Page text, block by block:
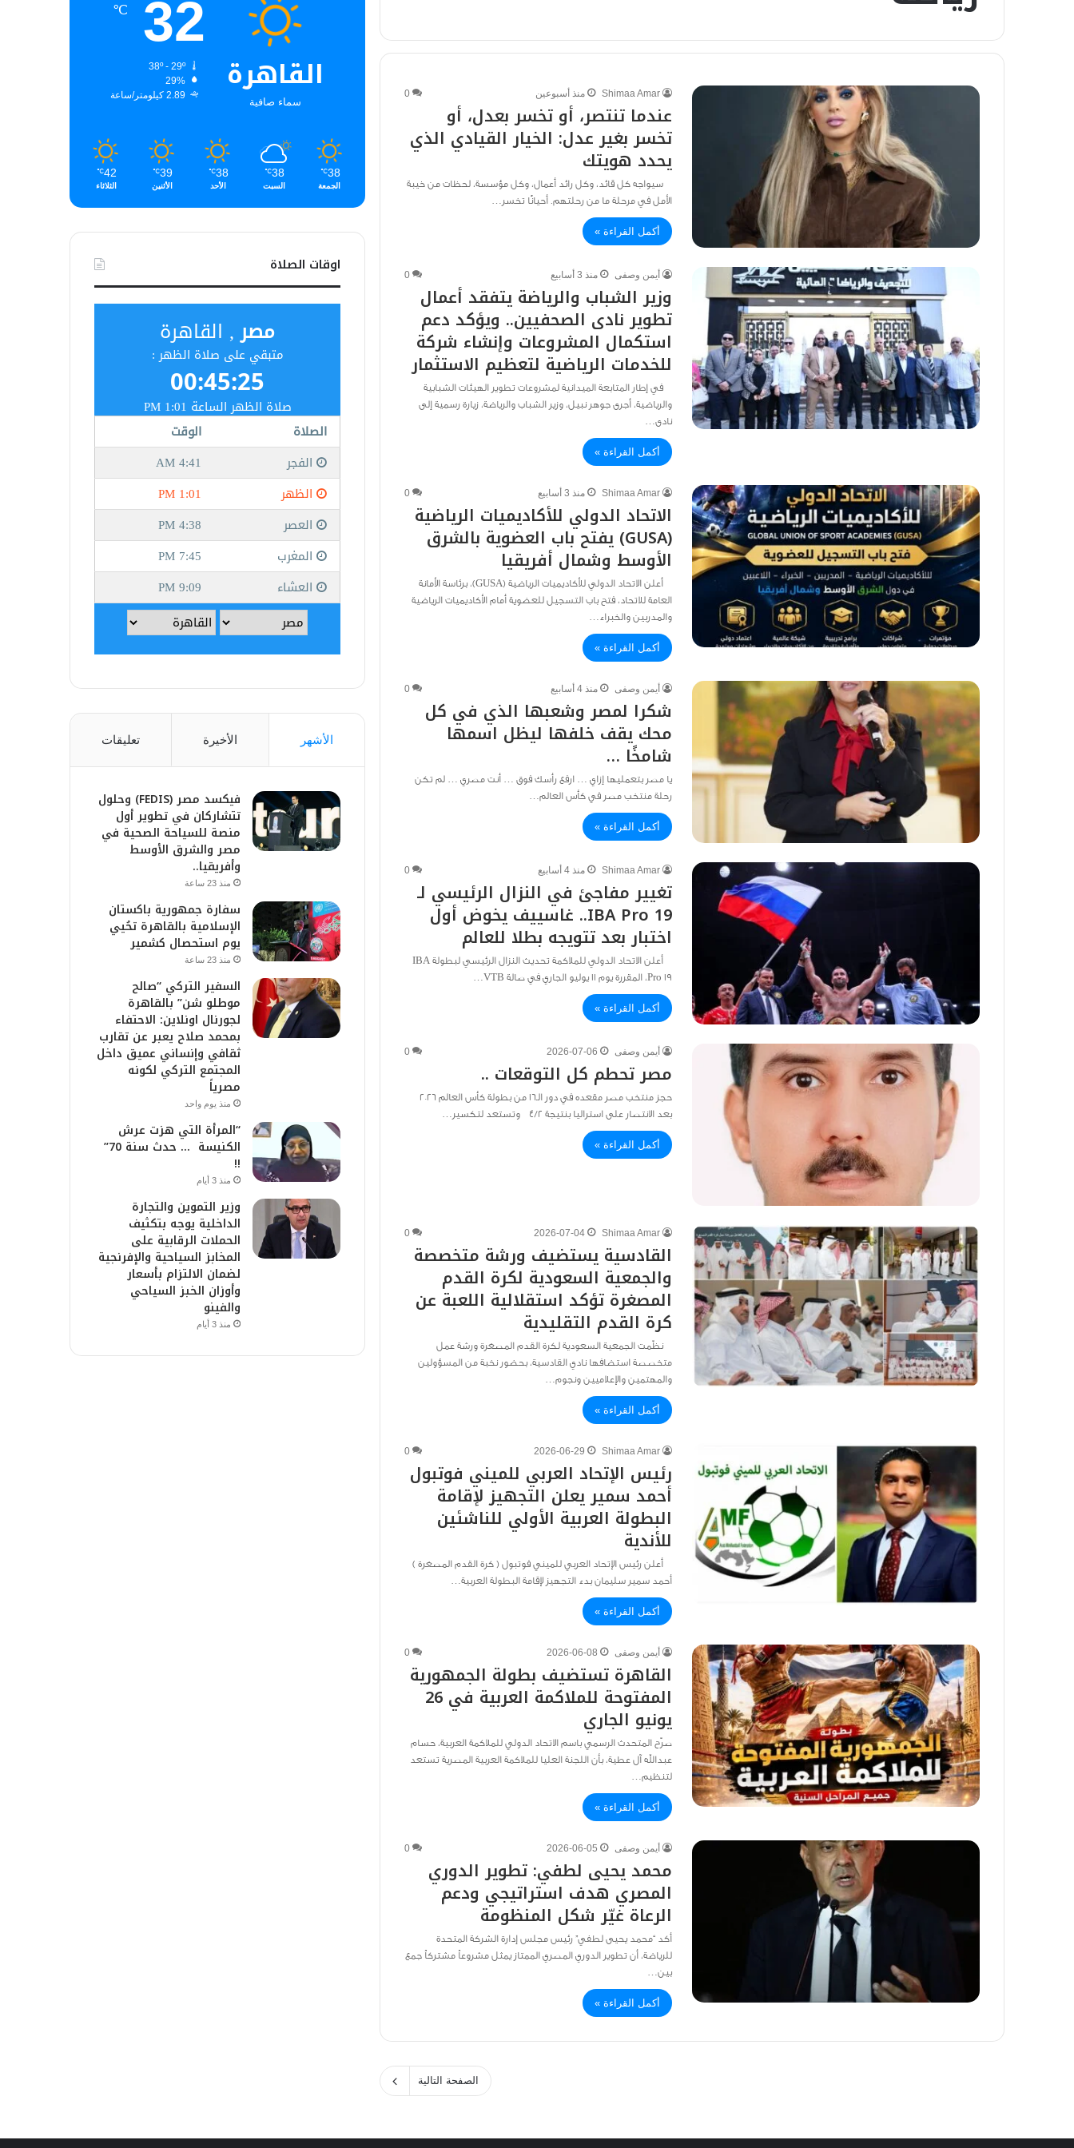
Shimaa Amar منذ أسبوعين 0
عندما تنتصر، أو تخسر بعدل، أو
تخسر بغير عدل: الخيار القيادي الذي
يحدد هويتك
سيواجه كل قائد، وكل رائد أعمال، وكل مؤسسة، لحظات من خيبة
الأمل في مرحلة ما من رحلتهم. أحيانًا تخسر…
أكمل القراءة »
أيمن وصفى منذ 3 أسابيع 0
وزير الشباب والرياضة يتفقد أعمال
تطوير نادى الصحفيين.. ويؤكد دعم
استكمال المشروعات وإنشاء شركة
للخدمات الرياضية لتعظيم الاستثمار
في إطار المتابعة الميدانية لمشروعات تطوير الهيئات الشبابية
والرياضية، أجرى جوهر نبيل، وزير الشباب والرياضة، زيارة رسمية إلى
نادى…
أكمل القراءة »
Shimaa Amar منذ 3 أسابيع 0
الاتحاد الدولي للأكاديميات الرياضية
(GUSA) يفتح باب العضوية بالشرق
الأوسط وشمال أفريقيا
أعلن الاتحاد الدولي للأكاديميات الرياضية (GUSA)، برئاسة الأمانة
العامة للاتحاد، فتح باب التسجيل للعضوية أمام الأكاديميات الرياضية
والمدربين والخبراء…
أكمل القراءة »
أيمن وصفى منذ 4 أسابيع 0
شكرا لمصر وشعبها الذي في كل
محك يقف خلفها ليظل اسمها
شامخًا …
يا مصر بتعمليها إزاي … ارفع رأسك فوق … أنت مصري … لم تكن
رحلة منتخب مصر في كأس العالم…
أكمل القراءة »
Shimaa Amar منذ 4 أسابيع 0
تغيير مفاجئ في النزال الرئيسي لـ
IBA Pro 19.. غاسييف يخوض أول
اختبار بعد تتويجه بطلا للعالم
أعلن الاتحاد الدولي للملاكمة تحديث النزال الرئيسي لبطولة IBA
Pro 19، المقررة يوم 11 يوليو الجاري في صالة VTB…
أكمل القراءة »
أيمن وصفى 2026-07-06
0
مصر تحطم كل التوقعات ..
حجز منتخب مصر مقعده في دور الـ16 من بطولة كأس العالم 2026
بعد الانتصار على استراليا بنتيجة 4/2 وتستعد لتكسير…
أكمل القراءة »
Shimaa Amar
2026-07-04
0
القادسية يستضيف ورشة متخصصة
والجمعية السعودية لكرة القدم
المصغرة تؤكد استقلالية اللعبة عن
كرة القدم التقليدية
نظّمت الجمعية السعودية لكرة القدم المصغرة ورشة عمل
متخصصة استضافها نادي القادسية، بحضور نخبة من المسؤولين
والمهتمين والإعلاميين ونجوم…
أكمل القراءة »
Shimaa Amar
2026-06-29
0
رئيس الإتحاد العربي للميني فوتبول
أحمد سمير يعلن التجهيز لإقامة
البطولة العربية الأولي للناشئين
للأندية
أعلن رئيس الإتحاد العربي للميني فوتبول ( كرة القدم المصغرة )
أحمد سمير سليمان بدء التجهيز لإقامة البطولة العربية…
أكمل القراءة »
أيمن وصفى 2026-06-08
0
القاهرة تستضيف بطولة الجمهورية
المفتوحة للملاكمة العربية في 26
يونيو الجاري
صرّح المتحدث الرسمي باسم الاتحاد الدولي للملاكمة العربية، حسام
عبدالله آل عطية، بأن اللجنة العليا للملاكمة العربية المصرية تستعد
لتنظيم…
أكمل القراءة »
أيمن وصفى 2026-06-05
0
محمد يحيى لطفي: تطوير الدوري
المصري هدف استراتيجي ودعم
الرعاة غيّر شكل المنظومة
أكد “محمد يحيى لطفي” رئيس مجلس إدارة الشركة المتحدة
للرياضة، أن تطوير الدوري المصري الممتاز يمثل مشروعاً مشتركاً جمع
بين…
أكمل القراءة »
الصفحة التالية
القاهرة
سماء صافية
32
℃
38º - 29º
29%
2.89 كيلومتر/ساعة
38
℃
الجمعة
38
℃
السبت
38
℃
الأحد
39
℃
الأثنين
42
℃
الثلاثاء
اوقات الصلاة
الأشهر الأخيرة تعليقات
فيكسد مصر (FEDIS) وحلول
تتشاركان في تطوير أول
منصة للسياحة الصحية في
مصر والشرق الأوسط
وأفريقيا..
منذ 23 ساعة
سفارة جمهورية باكستان
الإسلامية بالقاهرة تحُيي
يوم استحصال كشمير
منذ 23 ساعة
السفير التركي “صالح
موطلو شن” بالقاهرة
لجورنال اونلاين: الاحتفاء
بمحمد صلاح يعبر عن تقارب
ثقافي وإنساني عميق داخل
المجتمع التركي لكونه
مصرياً
منذ يوم واحد
“المرأة التي هزت عرش
الكنيسة … حدث سنة 70”
!!
منذ 3 أيام
وزير التموين والتجارة
الداخلية يوجه بتكثيف
الحملات الرقابية على
المخابز السياحية والإفرنجية
لضمان الالتزام بأسعار
وأوزان الخبز السياحي
والفينو
منذ 3 أيام